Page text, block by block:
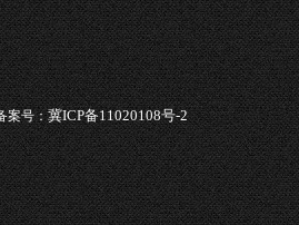
案号：冀ICP备11020108号-2